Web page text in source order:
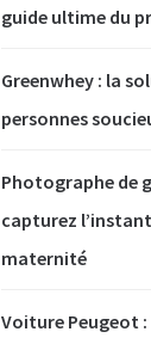
guide ultime du
Greenwhey : la
personnes
Photographe de
capturez
maternité
Voiture Peugeot :